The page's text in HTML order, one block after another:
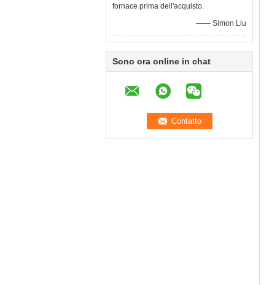
fornace prima dell'acquisto.
—— Simon Liu
Sono ora online in chat